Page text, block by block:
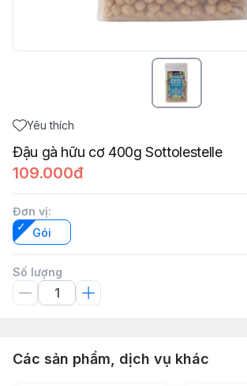
Yêu thích
Đậu gà hữu cơ 400g Sottolestelle
109.000đ
Đơn vị:
Gói
Số lượng
Các sản phẩm, dịch vụ khác